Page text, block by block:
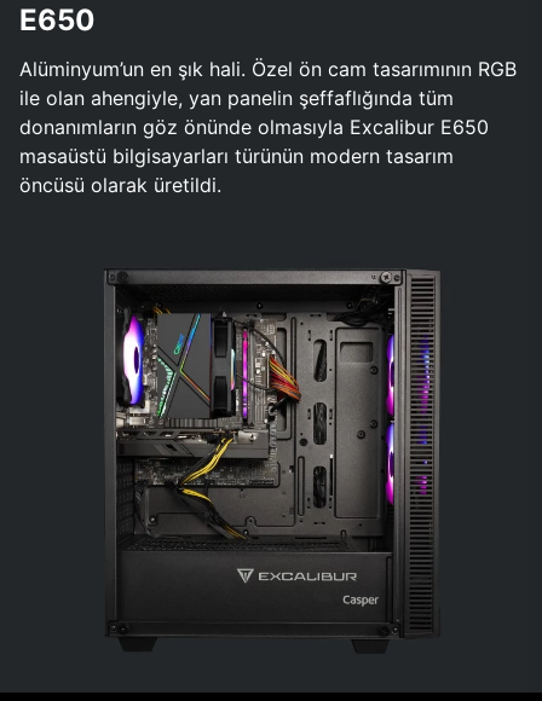
E650
Alüminyum’un en şık hali. Özel ön cam tasarımının RGB
ile olan ahengiyle, yan panelin şeffaflığında tüm
donanımların göz önünde olmasıyla Excalibur E650
masaüstü bilgisayarları türünün modern tasarım
öncüsü olarak üretildi.